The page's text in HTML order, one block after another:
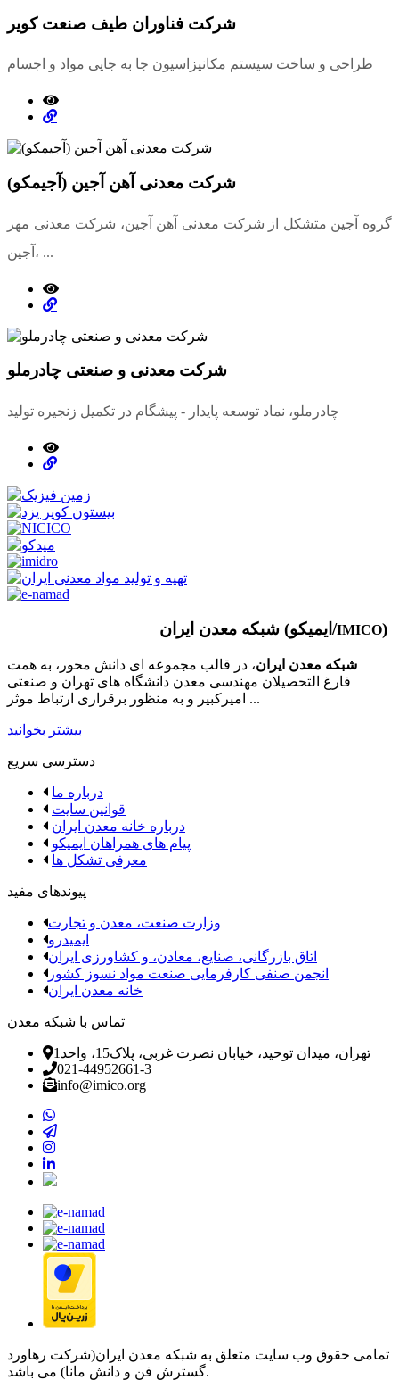
شرکت فناوران طیف صنعت کویر
طراحی و ساخت سیستم مکانیزاسیون جا به جایی مواد و اجسام
شرکت معدنی آهن آجین (آجیمکو)
گروه آجین متشکل از شرکت معدنی آهن آجین، شرکت معدنی مهر
آجین، ...
شرکت معدنی و صنعتی چادرملو
چادرملو، نماد توسعه پایدار - پیشگام در تکمیل زنجیره تولید
شبکه معدن ایران (ایمیکو/IMICO)
شبکه معدن ایران، در قالب مجموعه ای دانش محور، به همت
فارغ­ التحصیلان مهندسی معدن دانشگاه ­های تهران و صنعتی
امیرکبیر و به منظور برقراری ارتباط موثر ...
بیشتر بخوانید
دسترسی سریع
درباره ما
قوانین سایت
درباره خانه معدن ایران
پیام های همراهان ایمیکو
معرفی تشکل ها
پیوندهای مفید
وزارت صنعت، معدن و تجارت
ایمیدرو
اتاق بازرگانی، صنایع، معادن، و کشاورزی ایران
انجمن صنفی کارفرمایی صنعت مواد نسوز کشور
خانه معدن ایران
تماس با شبکه معدن
تهران، میدان توحید، خیابان نصرت غربی، پلاک15، واحد1
021-44952661-3
info@imico.org
تمامی حقوق وب سایت متعلق به شبکه معدن ایران(شرکت رهاورد
گسترش فن و دانش مانا) می باشد.